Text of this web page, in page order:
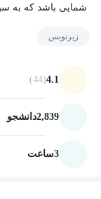
شمایی باشد که به
زیرنویس
4.1
(44)
2,839دانشجو
3ساعت